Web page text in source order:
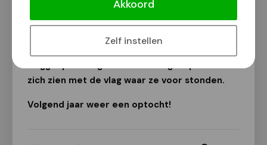
Akkoord
Zelf instellen
Er waren vijf muziekkorpsen die meeliepen en
een flink aantal militairen en dat maakte het
extra leuk. De wijk was totaal versierd met
vlaggenparade genoemd! Vele groepen lieten
zich zien met de vlag waar ze voor stonden.
Volgend jaar weer een optocht!